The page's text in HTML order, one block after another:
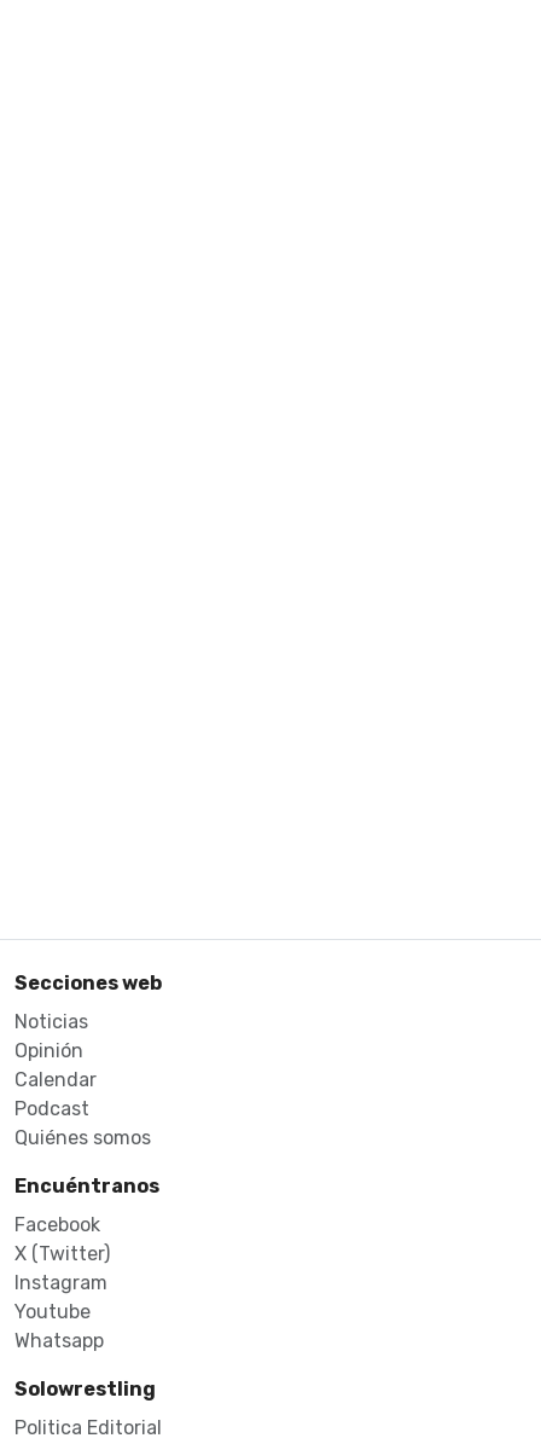
Secciones web
Noticias
Opinión
Calendar
Podcast
Quiénes somos
Encuéntranos
Facebook
X (Twitter)
Instagram
Youtube
Whatsapp
Solowrestling
Politica Editorial